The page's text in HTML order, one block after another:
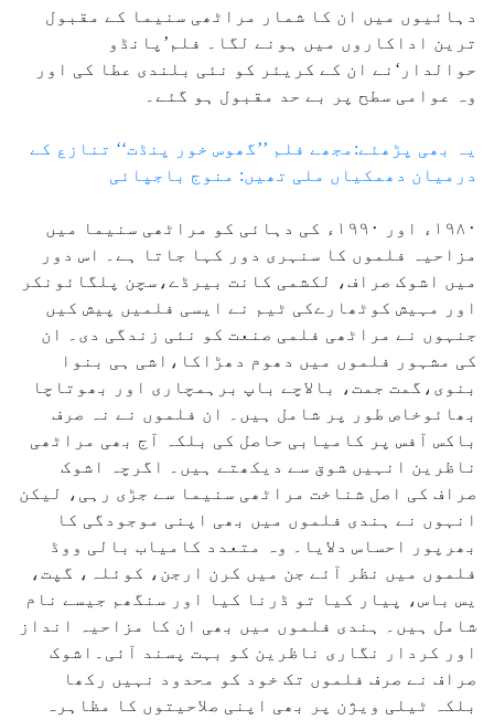
دہائیوں میں ان کا شمار مراٹھی سنیما کے مقبول
ترین اداکاروں میں ہونے لگا۔ فلم’پانڈو
حوالدار‘نے ان کے کریئر کو نئی بلندی عطا کی اور
وہ عوامی سطح پر بے حد مقبول ہو گئے۔
یہ بھی پڑھئے:مجھے فلم ’’گھوس خور پنڈت‘‘ تنازع کے
درمیان دھمکیاں ملی تھیں: منوج باجپائی
۱۹۸۰ء اور ۱۹۹۰ء کی دہائی کو مراٹھی سنیما میں
مزاحیہ فلموں کا سنہری دور کہا جاتا ہے۔ اس دور
میں اشوک صراف، لکشمی کانت بیرڈے،سچن پلگائونکر
اور مہیش کوٹھارےکی ٹیم نے ایسی فلمیں پیش کیں
جنہوں نے مراٹھی فلمی صنعت کو نئی زندگی دی۔ ان
کی مشہور فلموں میں دھوم دھڑاکا،اشی ہی بنوا
بنوی،گمت جمت، بالاچے باپ برہمچاری اور بھوتاچا
بھائوخاص طور پر شامل ہیں۔ ان فلموں نے نہ صرف
باکس آفس پر کامیابی حاصل کی بلکہ آج بھی مراٹھی
ناظرین انہیں شوق سے دیکھتے ہیں۔ اگرچہ اشوک
صراف کی اصل شناخت مراٹھی سنیما سے جڑی رہی، لیکن
انہوں نے ہندی فلموں میں بھی اپنی موجودگی کا
بھرپور احساس دلایا۔ وہ متعدد کامیاب بالی ووڈ
فلموں میں نظر آئے جن میں کرن ارجن، کوئلہ، گپت،
یس باس، پیار کیا تو ڈرنا کیا اور سنگھم جیسے نام
شامل ہیں۔ ہندی فلموں میں بھی ان کا مزاحیہ انداز
اور کردار نگاری ناظرین کو بہت پسند آئی۔اشوک
صراف نے صرف فلموں تک خود کو محدود نہیں رکھا
بلکہ ٹیلی ویژن پر بھی اپنی صلاحیتوں کا مظاہرہ